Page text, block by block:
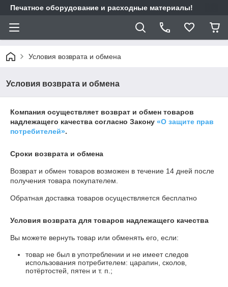
Печатное оборудование и расходные материалы!
Условия возврата и обмена
Условия возврата и обмена
Компания осуществляет возврат и обмен товаров
надлежащего качества согласно Закону «О защите прав
потребителей».
Сроки возврата и обмена
Возврат и обмен товаров возможен в течение 14 дней после
получения товара покупателем.
Обратная доставка товаров осуществляется бесплатно
Условия возврата для товаров надлежащего качества
Вы можете вернуть товар или обменять его, если:
товар не был в употреблении и не имеет следов
использования потребителем: царапин, сколов,
потёртостей, пятен и т. п.;